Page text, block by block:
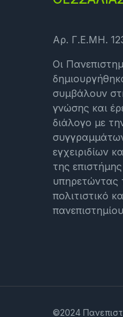
Αρ. Γ.Ε.ΜΗ.
Οι
συμβάλουν
γνώσης και
διάλογο με
εγχειριδίων
της
υπηρετώντας
πολιτιστικό
©2024